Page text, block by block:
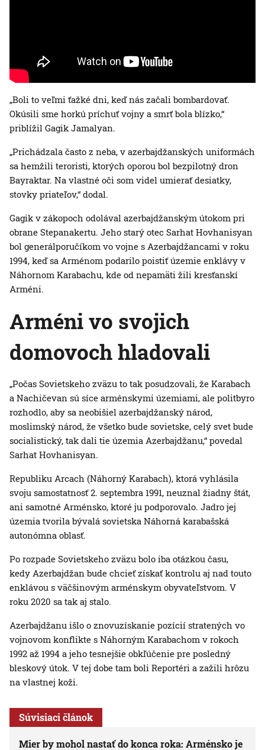
„Boli to veľmi ťažké dni, keď nás začali bombardovať.
Okúsili sme horkú príchuť vojny a smrť bola blízko,“
priblížil Gagik Jamalyan.
„Prichádzala často z neba, v azerbajdžanských uniformách
sa hemžili teroristi, ktorých oporou bol bezpilotný dron
Bayraktar. Na vlastné oči som videl umierať desiatky,
stovky priateľov,“ dodal.
Gagik v zákopoch odolával azerbajdžanským útokom pri
obrane Stepanakertu. Jeho starý otec Sarhat Hovhanisyan
bol generálporučíkom vo vojne s Azerbajdžancami v roku
1994, keď sa Arménom podarilo poistiť územie enklávy v
Náhornom Karabachu, kde od nepamäti žili kresťanskí
Arméni.
Arméni vo svojich
domovoch hladovali
„Počas Sovietskeho zväzu to tak posudzovali, že Karabach
a Nachičevan sú síce arménskymi územiami, ale politbyro
rozhodlo, aby sa neobišiel azerbajdžanský národ,
moslimský národ, že všetko bude sovietske, celý svet bude
socialistický, tak dali tie územia Azerbajdžanu,“ povedal
Sarhat Hovhanisyan.
Republiku Arcach (Náhorný Karabach), ktorá vyhlásila
svoju samostatnosť 2. septembra 1991, neuznal žiadny štát,
ani samotné Arménsko, ktoré ju podporovalo. Jadro jej
územia tvorila bývalá sovietska Náhorná karabašská
autonómna oblasť.
Po rozpade Sovietskeho zväzu bolo iba otázkou času,
kedy Azerbajdžan bude chcieť získať kontrolu aj nad touto
enklávou s väčšinovým arménskym obyvateľstvom. V
roku 2020 sa tak aj stalo.
Azerbajdžanu išlo o znovuzískanie pozícií stratených vo
vojnovom konflikte s Náhorným Karabachom v rokoch
1992 až 1994 a jeho tesnejšie obkľúčenie pre posledný
bleskový útok. V tej dobe tam boli Reportéri a zažili hrôzu
na vlastnej koži.
Súvisiaci článok
Mier by mohol nastať do konca roka: Arménsko je